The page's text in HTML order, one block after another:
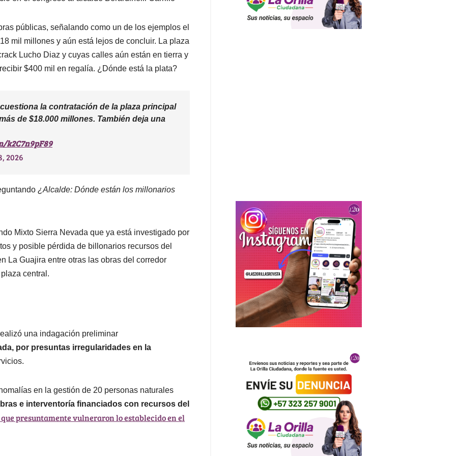
públicas, señalando como un de los ejemplos el
mil millones y aún está lejos de concluir. La plaza
Lucho Diaz y cuyas calles aún están en tierra y
$400 mil en regalía. ¿Dónde está la plata?
la contratación de la plaza principal
de $18.000 millones. También deja una
k2C7n9pF89
2026
¿Alcalde: Dónde están los millonarios
Mixto Sierra Nevada que ya está investigado por
y posible pérdida de billonarios recursos del
La Guajira entre otras las obras del corredor
central.
una indagación preliminar
por presuntas irregularidades en la
en la gestión de 20 personas naturales
e interventoría financiados con recursos del
presuntamente vulneraron lo establecido en el